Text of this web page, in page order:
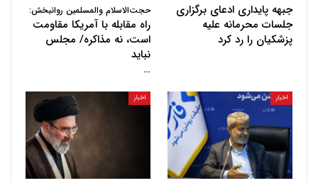
جبهه پایداری ادعای برگزاری
جلسات محرمانه علیه
پزشکیان را رد کرد
حجت‌الاسلام والمسلمین روانبخش:
راه مقابله با آمریکا مقاومت
است، نه مذاکره/ مجلس
نباید
…
اخبار اخبار